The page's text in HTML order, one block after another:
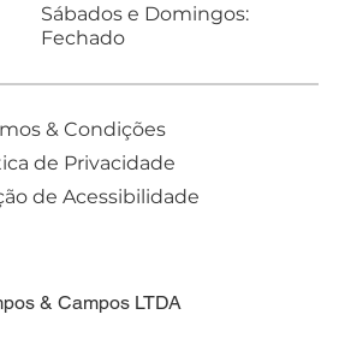
Sábados e Domingos:
Fechado
& Condições
de Privacidade
de Acessibilidade
& Campos LTDA